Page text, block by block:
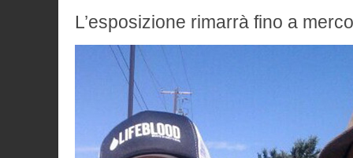
L’esposizione rimarrà fino a